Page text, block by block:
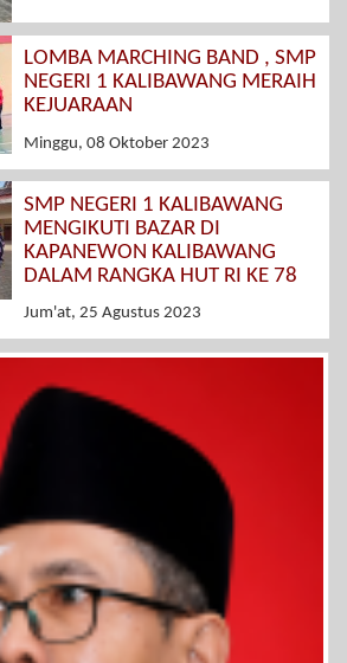
LOMBA MARCHING BAND , SMP
NEGERI 1 KALIBAWANG MERAIH
KEJUARAAN
Minggu, 08 Oktober 2023
SMP NEGERI 1 KALIBAWANG
MENGIKUTI BAZAR DI
KAPANEWON KALIBAWANG
DALAM RANGKA HUT RI KE 78
Jum'at, 25 Agustus 2023